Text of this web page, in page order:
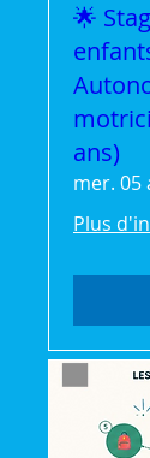
🌟
ans)
mer. 05
Plus